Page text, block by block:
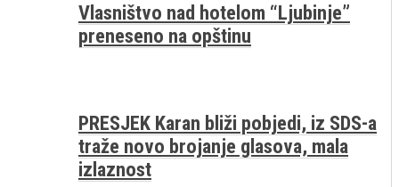
Vlasništvo nad hotelom “Ljubinje”
preneseno na opštinu
PRESJEK Karan bliži pobjedi, iz SDS-a
traže novo brojanje glasova, mala
izlaznost